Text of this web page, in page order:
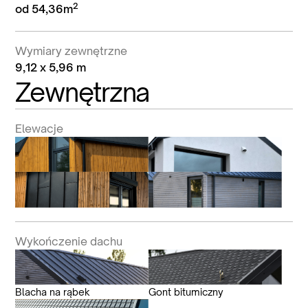
od 54,36m2
Wymiary zewnętrzne
9,12 x 5,96 m
Zewnętrzna
Elewacje
Wykończenie dachu
Blacha na rąbek Gont bitumiczny